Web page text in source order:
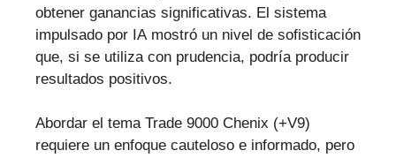
obtener ganancias significativas. El sistema
impulsado por IA mostró un nivel de sofisticación
que, si se utiliza con prudencia, podría producir
resultados positivos.
Abordar el tema Trade 9000 Chenix (+V9)
requiere un enfoque cauteloso e informado, pero